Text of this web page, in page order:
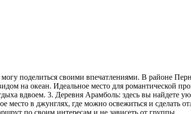
поделиться своими впечатлениями. В районе
на океан. Идеальное место для романтической
вдвоем. 3. Деревня Арамболь: здесь вы найдете
место в джунглях, где можно освежиться и сделать
по своим интересам и не зависеть от группы.